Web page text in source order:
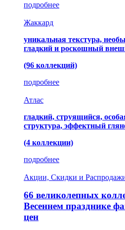
подробнее
Жаккард
уникальная текстура,
гладкий и роскошный
(96 коллекций)
подробнее
Атлас
гладкий, струящийся,
структура, эффектный
(4 коллекции)
подробнее
Акции, Скидки и
66 великолепных
Весеннем празднике
цен